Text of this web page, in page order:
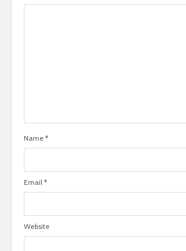
Name *
Email *
Website